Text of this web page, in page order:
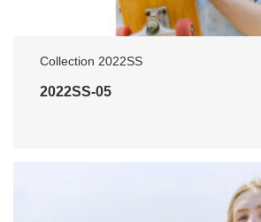
Collection 2022SS
2022SS-05